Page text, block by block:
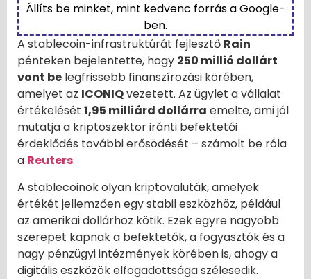
Állíts be minket, mint kedvenc forrás a Google-
ben.
A stablecoin-infrastruktúrát fejlesztő Rain
pénteken bejelentette, hogy 250 millió dollárt
vont be legfrissebb finanszírozási körében,
amelyet az ICONIQvezetett. Az ügylet a vállalat
értékelését 1,95 milliárd dollárra emelte, ami jól
mutatja a kriptoszektor iránti befektetői
érdeklődés további erősödését – számolt be róla
a Reuters.
A stablecoinok olyan kriptovaluták, amelyek
értékét jellemzően egy stabil eszközhöz, például
az amerikai dollárhoz kötik. Ezek egyre nagyobb
szerepet kapnak a befektetők, a fogyasztók és a
nagy pénzügyi intézmények körében is, ahogy a
digitális eszközök elfogadottsága szélesedik.